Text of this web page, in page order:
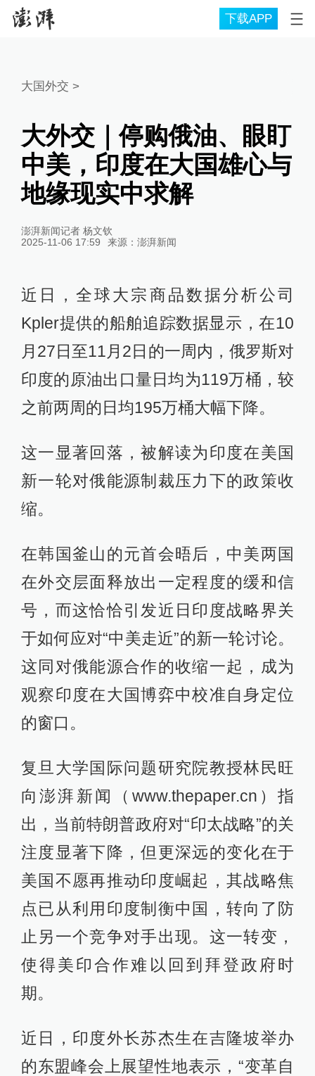
下载APP
大国外交 >
大外交｜停购俄油、眼盯
中美，印度在大国雄心与
地缘现实中求解
澎湃新闻记者 杨文钦
2025-11-06 17:59
来源： 澎湃新闻
近日，全球大宗商品数据分析公司
Kpler提供的船舶追踪数据显示，在10
月27日至11月2日的一周内，俄罗斯对
印度的原油出口量日均为119万桶，较
之前两周的日均195万桶大幅下降。
这一显著回落，被解读为印度在美国
新一轮对俄能源制裁压力下的政策收
缩。
在韩国釜山的元首会晤后，中美两国
在外交层面释放出一定程度的缓和信
号，而这恰恰引发近日印度战略界关
于如何应对“中美走近”的新一轮讨论。
这同对俄能源合作的收缩一起，成为
观察印度在大国博弈中校准自身定位
的窗口。
复旦大学国际问题研究院教授林民旺
向澎湃新闻（www.thepaper.cn）指
出，当前特朗普政府对“印太战略”的关
注度显著下降，但更深远的变化在于
美国不愿再推动印度崛起，其战略焦
点已从利用印度制衡中国，转向了防
止另一个竞争对手出现。这一转变，
使得美印合作难以回到拜登政府时
期。
近日，印度外长苏杰生在吉隆坡举办
的东盟峰会上展望性地表示，“变革自